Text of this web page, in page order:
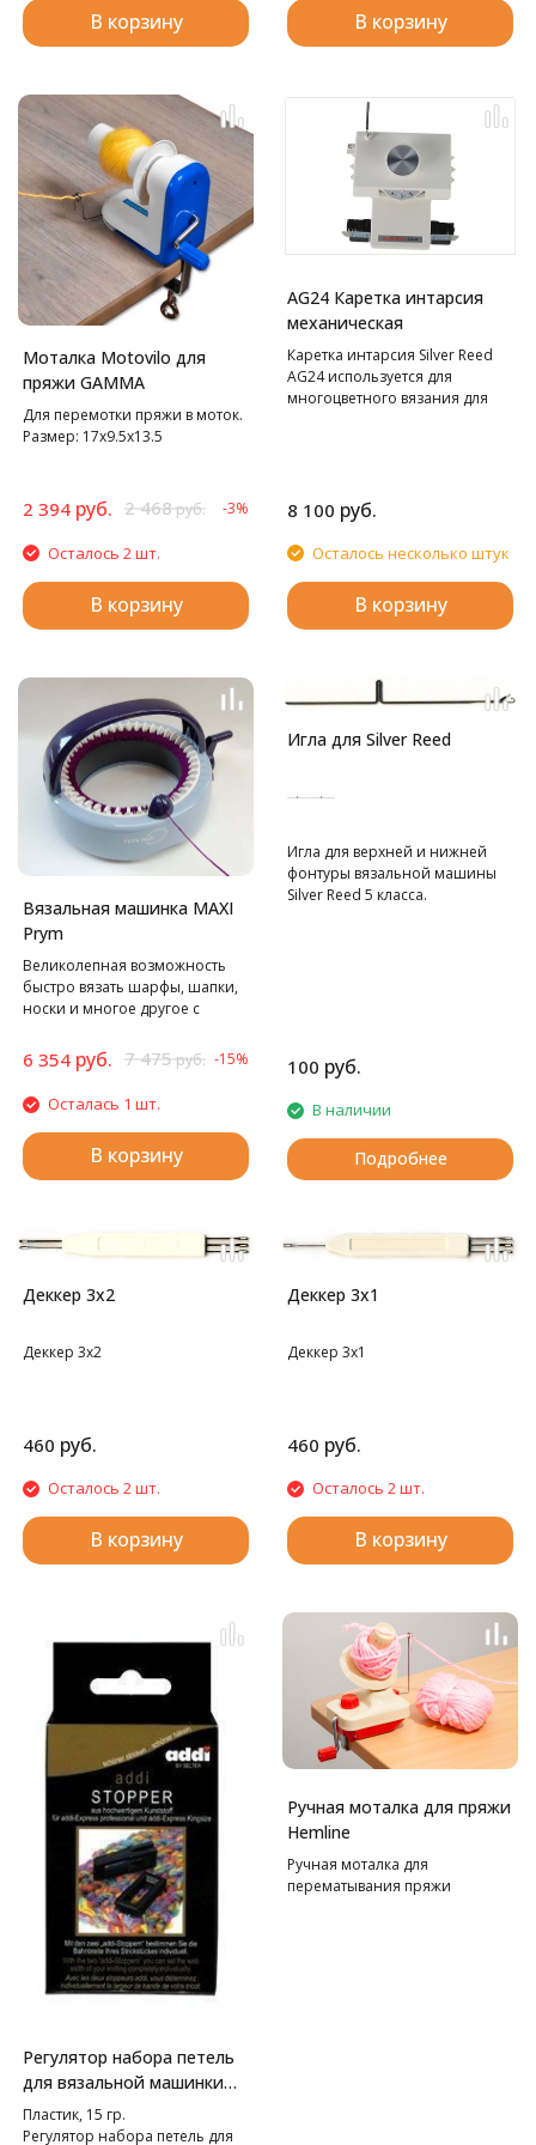
В корзину В корзину
Моталка Motovilo для
пряжи GAMMA
Для перемотки пряжи в моток.
Размер: 17х9.5х13.5
2 394 руб. 2 468руб. -3%
Осталось 2 шт.
В корзину
AG24 Каретка интарсия
механическая
Каретка интарсия Silver Reed
AG24 используется для
многоцветного вязания для
8 100 руб.
Осталось несколько штук
В корзину
Вязальная машинка MAXI
Prym
Великолепная возможность
быстро вязать шарфы, шапки,
носки и многое другое с
времени.
6 354 руб. 7 475руб. -15%
Осталась 1 шт.
В корзину
Игла для Silver Reed
Игла для верхней и нижней
фонтуры вязальной машины
Silver Reed 5 класса.
100 руб.
В наличии
Подробнее
Деккер 3х2
Деккер 3х2
460 руб.
Осталось 2 шт.
В корзину
Деккер 3х1
Деккер 3х1
460 руб.
Осталось 2 шт.
В корзину
Регулятор набора петель
для вязальной машинки
"Addi Express"и "Addi
Express Kingsize"
Пластик, 15 гр.
Регулятор набора петель для
Ручная моталка для пряжи
Hemline
Ручная моталка для
перематывания пряжи